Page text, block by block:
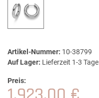
Artikel-Nummer: 10-38799
Auf Lager: Lieferzeit 1-3 Tage
Preis: